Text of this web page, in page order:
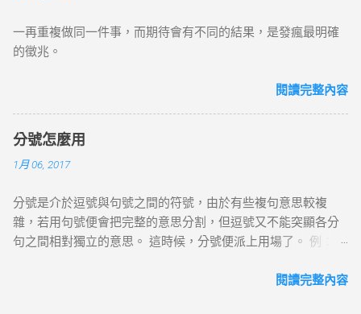
一再重複做同一件事，而期待會有不同的結果，是發瘋最明確
的徵兆。
閱讀完整內容
分號怎麼用
1月 06, 2017
分號是介於逗號與句號之間的符號，由於有些複句意思較複
雜，若用句號便會把完整的意思分割，但逗號又不能突顯各分
句之間相對獨立的意思。 這時候，分號便派上用場了。 例：開
與「傷心，就掩臉痛哭」為句子結構相類的並列分句，故以分
閱讀完整內容